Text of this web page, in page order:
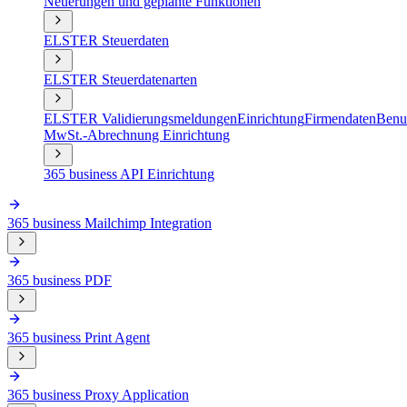
ELSTER Steuerdaten
ELSTER Steuerdatenarten
ELSTER ValidierungsmeldungenEinrichtungFirmendaten
MwSt.-Abrechnung Einrichtung
365 business API Einrichtung
365 business Mailchimp Integration
365 business PDF
365 business Print Agent
365 business Proxy Application